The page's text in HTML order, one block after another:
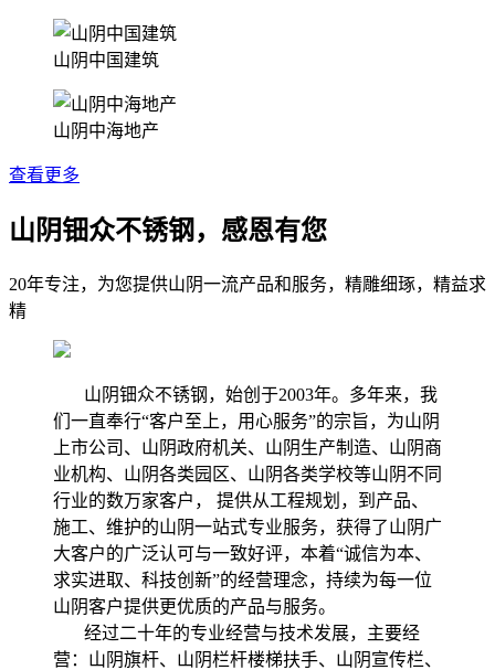
山阴中国建筑
山阴中海地产
查看更多
山阴钿众不锈钢，感恩有您
20年专注，为您提供山阴一流产品和服务，精雕细琢，精益求
精
山阴钿众不锈钢，始创于2003年。多年来，我
们一直奉行“客户至上，用心服务”的宗旨，为山阴
上市公司、山阴政府机关、山阴生产制造、山阴商
业机构、山阴各类园区、山阴各类学校等山阴不同
行业的数万家客户， 提供从工程规划，到产品、
施工、维护的山阴一站式专业服务，获得了山阴广
大客户的广泛认可与一致好评，本着“诚信为本、
求实进取、科技创新”的经营理念，持续为每一位
山阴客户提供更优质的产品与服务。
经过二十年的专业经营与技术发展，主要经
营：山阴旗杆、山阴栏杆楼梯扶手、山阴宣传栏、